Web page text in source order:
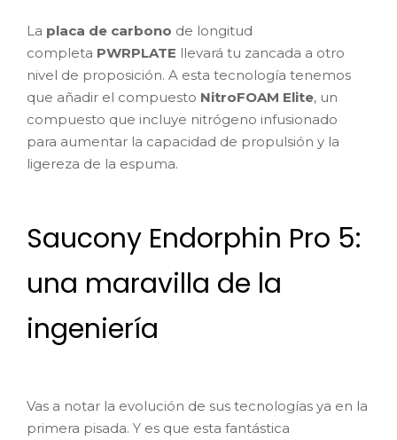
La placa de carbono de longitud
completa PWRPLATE llevará tu zancada a otro
nivel de proposición. A esta tecnología tenemos
que añadir el compuesto NitroFOAM Elite, un
compuesto que incluye nitrógeno infusionado
para aumentar la capacidad de propulsión y la
ligereza de la espuma.
Saucony Endorphin Pro 5:
una maravilla de la
ingeniería
Vas a notar la evolución de sus tecnologías ya en la
primera pisada. Y es que esta fantástica